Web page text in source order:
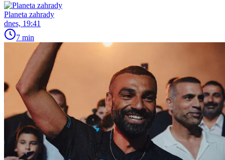
Planeta zahrady
dnes, 19:41
7 min